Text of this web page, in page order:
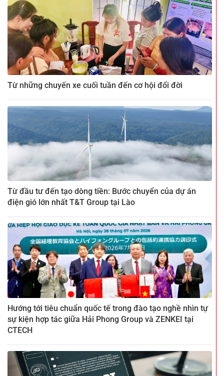
Từ những chuyến xe cuối tuần đến cơ hội đổi đời
Từ đầu tư đến tạo dòng tiền: Bước chuyển của dự án
điện gió lớn nhất T&T Group tại Lào
Hướng tới tiêu chuẩn quốc tế trong đào tạo nghề nhìn tự
sự kiện hợp tác giữa Hải Phong Group và ZENKEI tại
CTECH